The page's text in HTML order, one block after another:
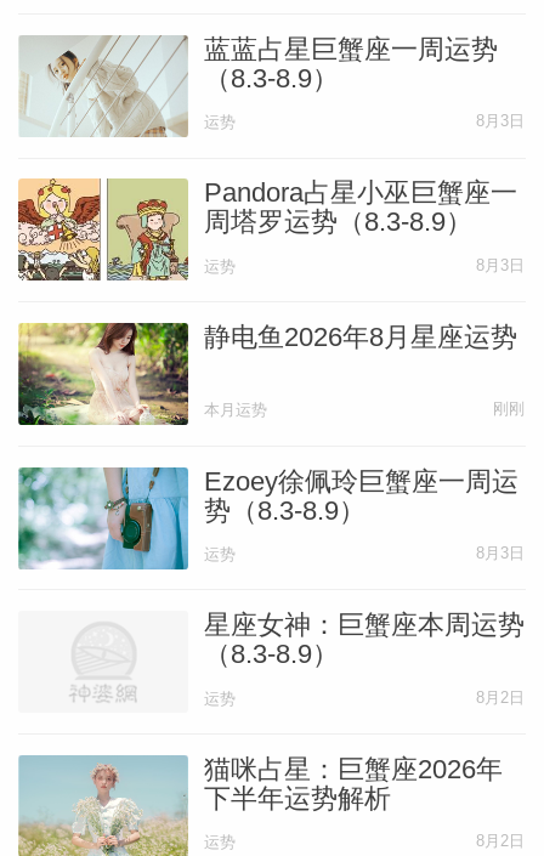
蓝蓝占星巨蟹座一周运势
（8.3-8.9）
运势 8月3日
Pandora占星小巫巨蟹座一
周塔罗运势（8.3-8.9）
运势 8月3日
静电鱼2026年8月星座运势
本月运势 刚刚
Ezoey徐佩玲巨蟹座一周运
势（8.3-8.9）
运势 8月3日
星座女神：巨蟹座本周运势
（8.3-8.9）
运势 8月2日
猫咪占星：巨蟹座2026年
下半年运势解析
运势 8月2日